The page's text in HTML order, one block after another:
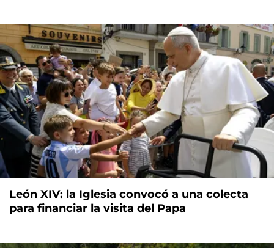
León XIV: la Iglesia convocó a una colecta
para financiar la visita del Papa